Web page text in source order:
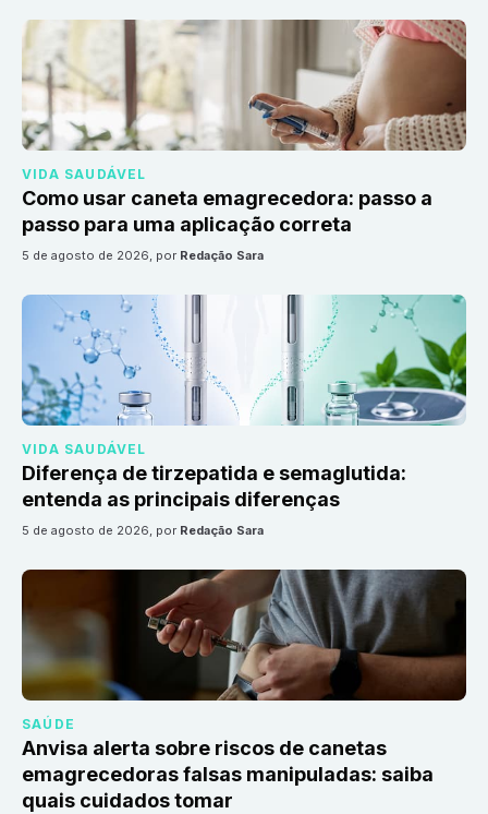
VIDA SAUDÁVEL
Como usar caneta emagrecedora: passo a
passo para uma aplicação correta
5 de agosto de 2026, por Redação Sara
VIDA SAUDÁVEL
Diferença de tirzepatida e semaglutida:
entenda as principais diferenças
5 de agosto de 2026, por Redação Sara
SAÚDE
Anvisa alerta sobre riscos de canetas
emagrecedoras falsas manipuladas: saiba
quais cuidados tomar